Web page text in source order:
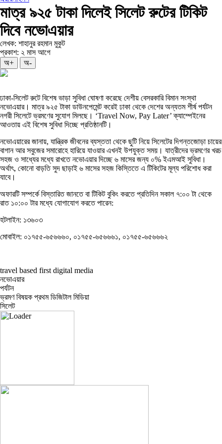
মাত্র ৯২৫ টাকা দিলেই সিলেট রুটের টিকিট
দিবে নভোএয়ার
লেখক: শাহানুর রহমান মুকুট
প্রকাশ: ২ মাস আগে
অ+
অ-
ঢাকা-সিলেট রুটে বিশেষ ভাড়া সুবিধা ঘোষণা করেছে দেশীয় বেসরকারি বিমান সংস্থা
নভোএয়ার। মাত্র ৯২৫ টাকা ডাউনপেমেন্ট করেই ঢাকা থেকে দেশের অন্যতম শীর্ষ পর্যটন
নগরী সিলেটে ভ্রমণের সুযোগ মিলছে। ‘Travel Now, Pay Later’ ক্যাম্পেইনের
আওতায় এই বিশেষ সুবিধা দিচ্ছে প্রতিষ্ঠানটি।
নভোএয়ারের জানায়, যান্ত্রিক জীবনের ব্যস্ততা থেকে ছুটি নিয়ে সিলেটের দিগন্তজোড়া চায়ের
বাগান আর সবুজের সমারোহে হারিয়ে যাওয়ার এখনই উপযুক্ত সময়। যাত্রীদের ভ্রমণের খরচ
সহজ ও সাধ্যের মধ্যে রাখতে নভোএয়ার দিচ্ছে ৬ মাসের জন্য ০% ইএমআই সুবিধা।
অর্থাৎ, কোনো বাড়তি সুদ ছাড়াই ৬ মাসের সহজ কিস্তিতে এ টিকিটের মূল্য পরিশোধ করা
যাবে।
অফারটি সম্পর্কে বিস্তারিত জানতে বা টিকিট বুকিং করতে প্রতিদিন সকাল ৭:০০ টা থেকে
রাত ১০:০০ টার মধ্যে যোগাযোগ করতে পারেন:
হটলাইন: ১৩৬০৩
মোবাইল: ০১৭৫৫-৬৫৬৬৬০, ০১৭৫৫-৬৫৬৬৬১, ০১৭৫৫-৬৫৬৬৬২
travel based first digital media
নভোএয়ার
পর্যটন
ভ্রমণ বিষয়ক প্রথম ডিজিটাল মিডিয়া
সিলেট